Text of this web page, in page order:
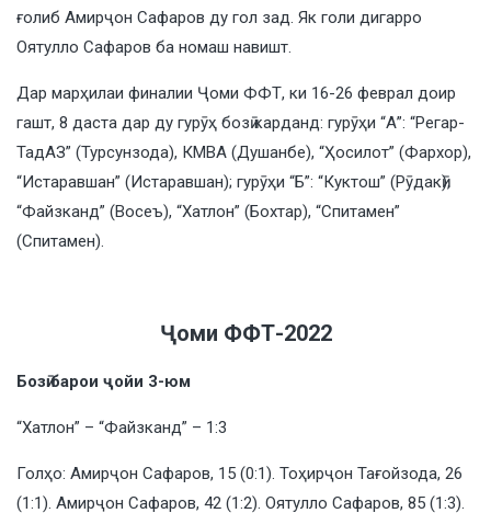
ғолиб Амирҷон Сафаров ду гол зад. Як голи дигарро
Оятулло Сафаров ба номаш навишт.
Дар марҳилаи финалии Ҷоми ФФТ, ки 16-26 феврал доир
гашт, 8 даста дар ду гурӯҳ бозӣ карданд: гурӯҳи “А”: “Регар-
ТадАЗ” (Турсунзода), КМВА (Душанбе), “Ҳосилот” (Фархор),
“Истаравшан” (Истаравшан); гурӯҳи “Б”: “Куктош” (Рӯдакӣ),
“Файзканд” (Восеъ), “Хатлон” (Бохтар), “Спитамен”
(Спитамен).
Ҷоми ФФТ-2022
Бозӣ барои ҷойи 3-юм
“Хатлон” – “Файзканд” – 1:3
Голҳо: Амирҷон Сафаров, 15 (0:1). Тоҳирҷон Тағойзода, 26
(1:1). Амирҷон Сафаров, 42 (1:2). Оятулло Сафаров, 85 (1:3).